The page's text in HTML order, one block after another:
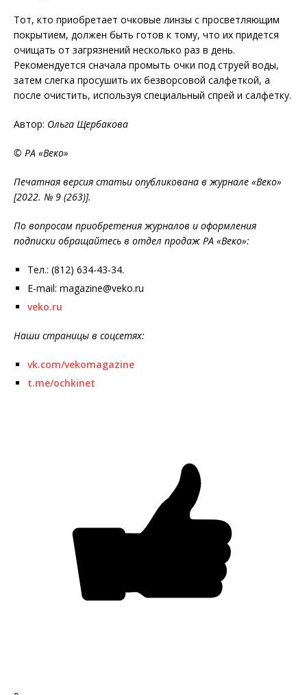
Тот, кто приобретает очковые линзы с просветляющим
покрытием, должен быть готов к тому, что их придется
очищать от загрязнений несколько раз в день.
Рекомендуется сначала промыть очки под струей воды,
затем слегка просушить их безворсовой салфеткой, а
после очистить, используя специальный спрей и салфетку.
Автор: Ольга Щербакова
© РА «Веко»
Печатная версия статьи опубликована в журнале «Веко»
[2022. № 9 (263)].
По вопросам приобретения журналов и оформления
подписки обращайтесь в отдел продаж РА «Веко»:
Тел.: (812) 634-43-34.
E-mail: magazine@veko.ru
veko.ru
Наши страницы в соцсетях:
vk.com/vekomagazine
t.me/ochkinet